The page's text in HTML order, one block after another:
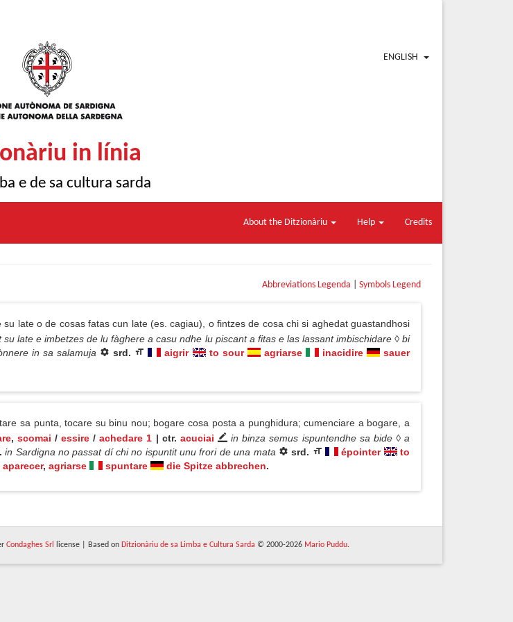
ENGLISH
in línia
e de sa cultura sarda
About the Ditzionàriu Help Credits
Abbreviations Legenda Symbols Legend
late o de cosas fatas cun late (es. cagiau), o fintzes de cosa chi si aghedat guastandhosi
late e imbetzes de lu fàghere a casu ndhe lu piscant a fitas e las lassant imbischidare ◊ bi
in sa salamuja
srd. aigrir to sour agriarse inacidire
sauer
sa punta, tocare su binu nou; bogare cosa posta a punghidura; cumenciare a bogare, a
, scomai / essire / achedare 1 | ctr. acuciai
in binza semus ispuntendhe sa bide ◊ a
in Sardigna no passat dí chi no ispuntit unu frori de una mata srd. épointer
to
aparecer, agriarse spuntare die Spitze abbrechen.
Condaghes Srl license | Based on Ditzionàriu de sa Limba e Cultura Sarda © 2000-2026 Mario Puddu.